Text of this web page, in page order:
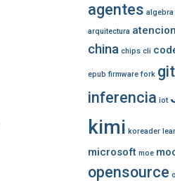
agentes algebra
arquitectura atencion
china chips cli
epub firmware fork
inferencia iot
kimi koreader
microsoft moe
opensource